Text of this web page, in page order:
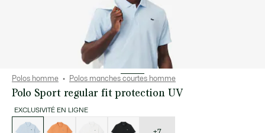
Polos homme Polos manches courtes homme
Polo Sport regular fit protection UV
EXCLUSIVITÉ EN LIGNE
des
déclinaisons